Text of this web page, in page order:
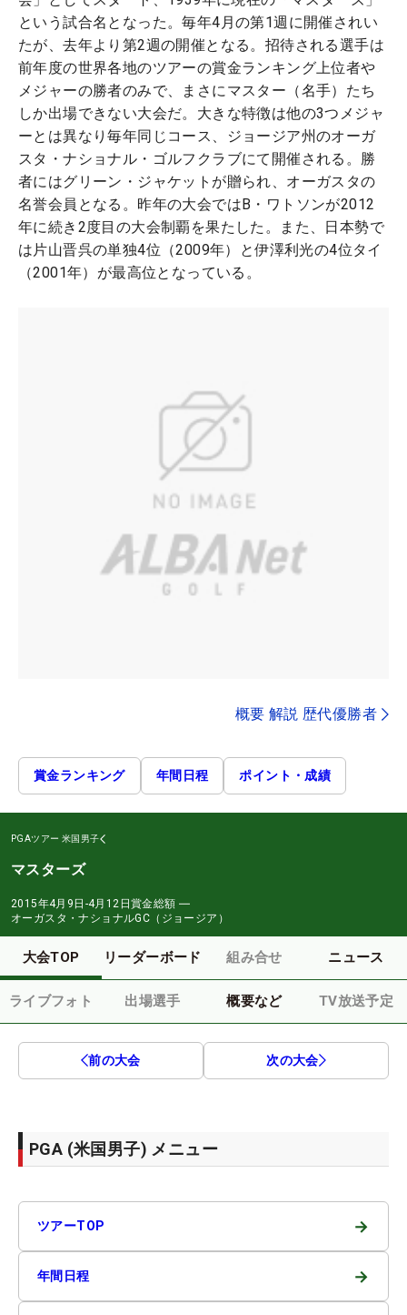
という試合名となった。毎年4月の第1週に開催されい
たが、去年より第2週の開催となる。招待される選手は
前年度の世界各地のツアーの賞金ランキング上位者や
メジャーの勝者のみで、まさにマスター（名手）たち
しか出場できない大会だ。大きな特徴は他の3つメジャ
ーとは異なり毎年同じコース、ジョージア州のオーガ
スタ・ナショナル・ゴルフクラブにて開催される。勝
者にはグリーン・ジャケットが贈られ、オーガスタの
名誉会員となる。昨年の大会ではB・ワトソンが2012
年に続き2度目の大会制覇を果たした。また、日本勢で
は片山晋呉の単独4位（2009年）と伊澤利光の4位タイ
（2001年）が最高位となっている。
概要 解説 歴代優勝者
賞金ランキング 年間日程 ポイント・成績
PGAツアー 米国男子
マスターズ
2015年4月9日-4月12日賞金総額 ―
オーガスタ・ナショナルGC（ジョージア）
大会TOP リーダーボード 組み合せ ニュース
ライブフォト 出場選手 概要など TV放送予定
前の大会 次の大会
PGA (米国男子) メニュー
ツアーTOP →
年間日程 →